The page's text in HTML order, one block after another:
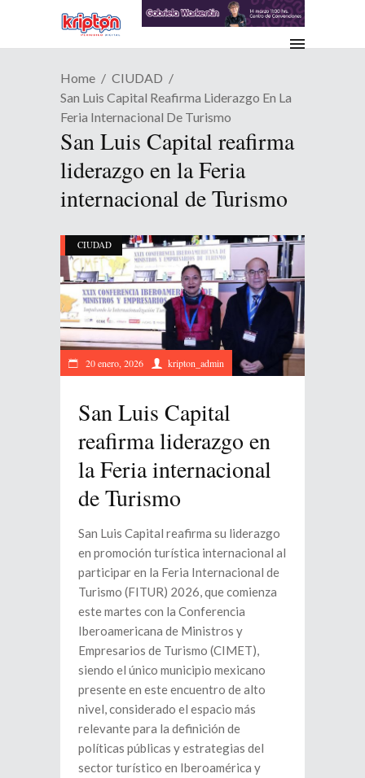
Home
CIUDAD
San Luis Capital Reafirma Liderazgo En La
Feria Internacional De Turismo
San Luis Capital reafirma
liderazgo en la Feria
internacional de Turismo
CIUDAD
20 enero, 2026 kripton_admin
San Luis Capital
reafirma liderazgo en
la Feria internacional
de Turismo
San Luis Capital reafirma su liderazgo
en promoción turística internacional al
participar en la Feria Internacional de
Turismo (FITUR) 2026, que comienza
este martes con la Conferencia
Iberoamericana de Ministros y
Empresarios de Turismo (CIMET),
siendo el único municipio mexicano
presente en este encuentro de alto
nivel, considerado el espacio más
relevante para la definición de
políticas públicas y estrategias del
sector turístico en Iberoamérica y